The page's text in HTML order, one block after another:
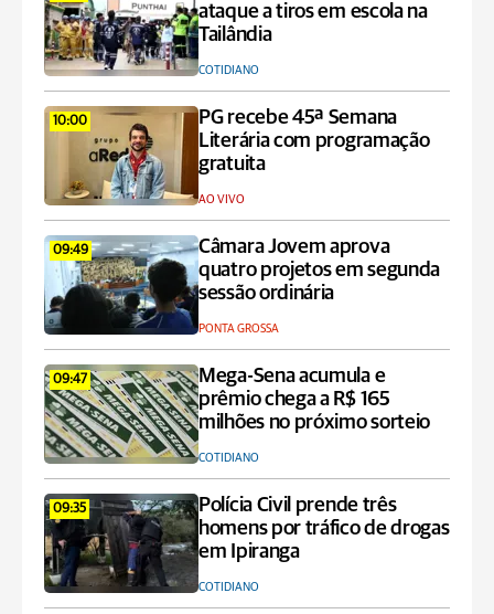
ataque a tiros em escola na
Tailândia
COTIDIANO
10:00
PG recebe 45ª Semana
Literária com programação
gratuita
AO VIVO
09:49
Câmara Jovem aprova
quatro projetos em segunda
sessão ordinária
PONTA GROSSA
09:47
Mega-Sena acumula e
prêmio chega a R$ 165
milhões no próximo sorteio
COTIDIANO
09:35
Polícia Civil prende três
homens por tráfico de drogas
em Ipiranga
COTIDIANO